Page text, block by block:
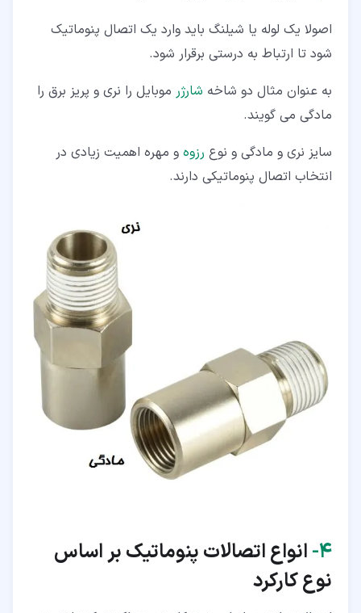
اصولا یک لوله یا شیلنگ باید وارد یک اتصال پنوماتیک
شود تا ارتباط به درستی برقرار شود.
به عنوان مثال دو شاخه شارژر موبایل را نری و پریز برق را
مادگی می گویند.
سایز نری و مادگی و نوع رزوه و مهره اهمیت زیادی در
انتخاب اتصال پنوماتیکی دارند.
۴‏- انواع اتصالات پنوماتیک بر اساس
نوع کارکرد